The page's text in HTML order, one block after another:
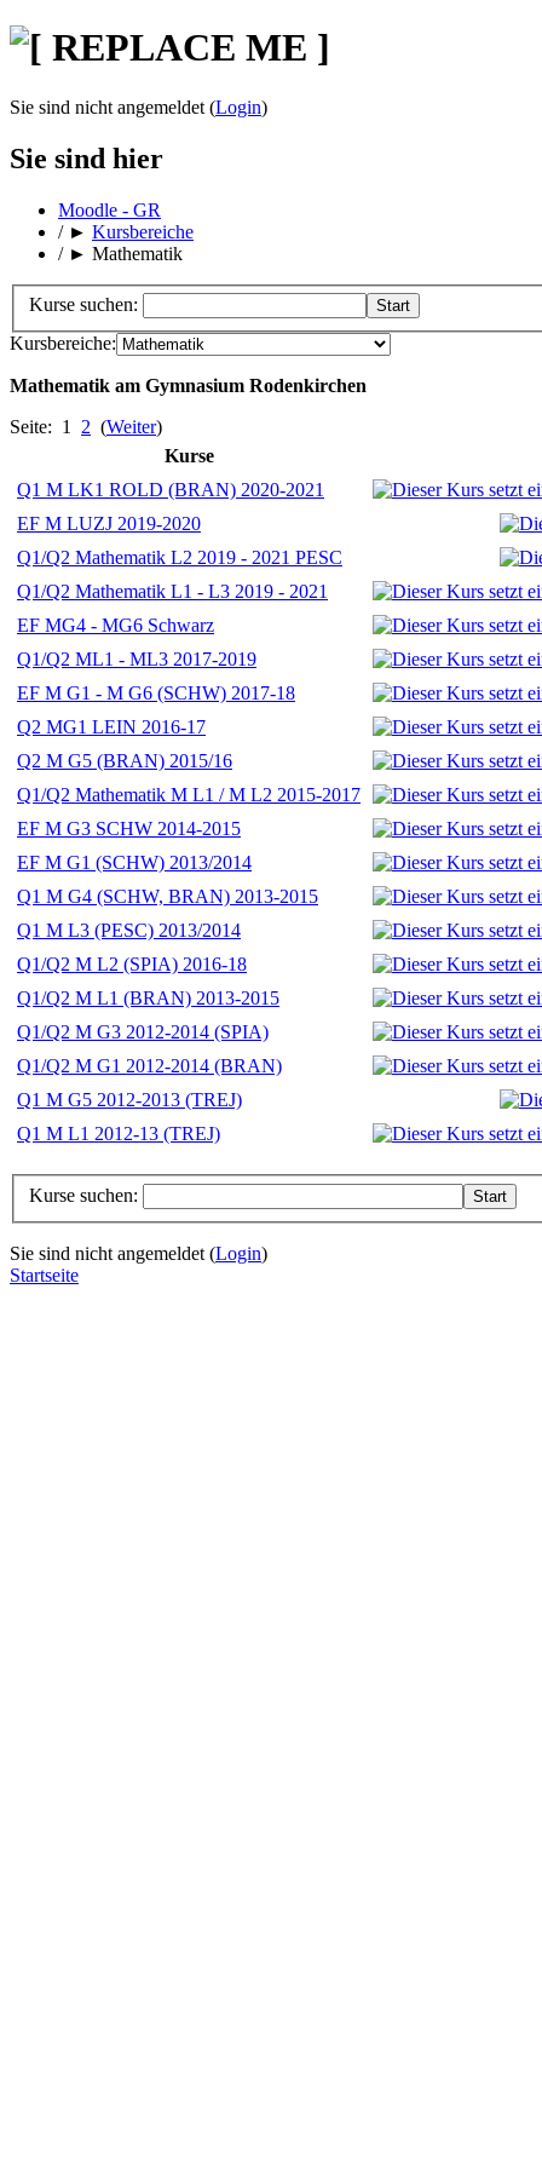
Sie sind nicht angemeldet (Login)
Sie sind hier
Moodle - GR
/ ► Kursbereiche
/ ► Mathematik
Kurse suchen:
Kursbereiche:
Mathematik am Gymnasium Rodenkirchen
Seite: 1 2 (Weiter)
Kurse
Q1 M LK1 ROLD (BRAN) 2020-2021
EF M LUZJ 2019-2020
Q1/Q2 Mathematik L2 2019 - 2021 PESC
Q1/Q2 Mathematik L1 - L3 2019 - 2021
EF MG4 - MG6 Schwarz
Q1/Q2 ML1 - ML3 2017-2019
EF M G1 - M G6 (SCHW) 2017-18
Q2 MG1 LEIN 2016-17
Q2 M G5 (BRAN) 2015/16
Q1/Q2 Mathematik M L1 / M L2 2015-2017
EF M G3 SCHW 2014-2015
EF M G1 (SCHW) 2013/2014
Q1 M G4 (SCHW, BRAN) 2013-2015
Q1 M L3 (PESC) 2013/2014
Q1/Q2 M L2 (SPIA) 2016-18
Q1/Q2 M L1 (BRAN) 2013-2015
Q1/Q2 M G3 2012-2014 (SPIA)
Q1/Q2 M G1 2012-2014 (BRAN)
Q1 M G5 2012-2013 (TREJ)
Q1 M L1 2012-13 (TREJ)
Kurse suchen:
Sie sind nicht angemeldet (Login)
Startseite